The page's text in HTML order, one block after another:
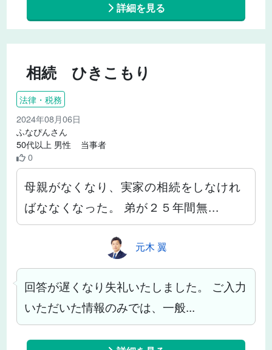
詳細を見る
相続 ひきこもり
法律・税務
2024年08月06日
ふなぴんさん
50代以上 男性 当事者
0
母親がなくなり、実家の相続をしなけれ
ばななくなった。 弟が２５年間無...
元木 翼
回答が遅くなり失礼いたしました。 ご入力
いただいた情報のみでは、一般...